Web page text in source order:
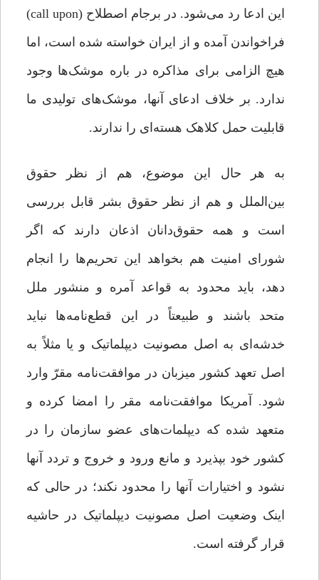
این ادعا رد می‌شود. در برجام اصطلاح (call upon)
فراخواندن آمده و از ایران خواسته شده است، اما
هیچ الزامی برای مذاکره در باره موشک‌ها وجود
ندارد. بر خلاف ادعای آنها، موشک‌های تولیدی ما
قابلیت حمل کلاهک هسته‌ای را ندارند.
به هر حال این موضوع، هم از نظر حقوق
بین‌الملل و هم از نظر حقوق بشر قابل بررسی
است و همه حقوق‌دانان اذعان دارند که اگر
شورای امنیت هم بخواهد این تحریم‌ها را انجام
دهد، باید محدود به قواعد آمره و منشور ملل
متحد باشند و طبیعتاً در این قطع‌نامه‌ها نباید
خدشه‌ای به اصل مصونیت دیپلماتیک و یا مثلاً به
اصل تعهد کشور میزبان در موافقت‌نامه مقرّ وارد
شود. آمریکا موافقت‌نامه مقر را امضا کرده و
متعهد شده که دیپلمات‌های عضو سازمان را در
کشور خود بپذیرد و مانع ورود و خروج و تردد آنها
نشود و اختیارات آنها را محدود نکند؛ در حالی که
اینک وضعیت اصل مصونیت دیپلماتیک در حاشیه
قرار گرفته است.